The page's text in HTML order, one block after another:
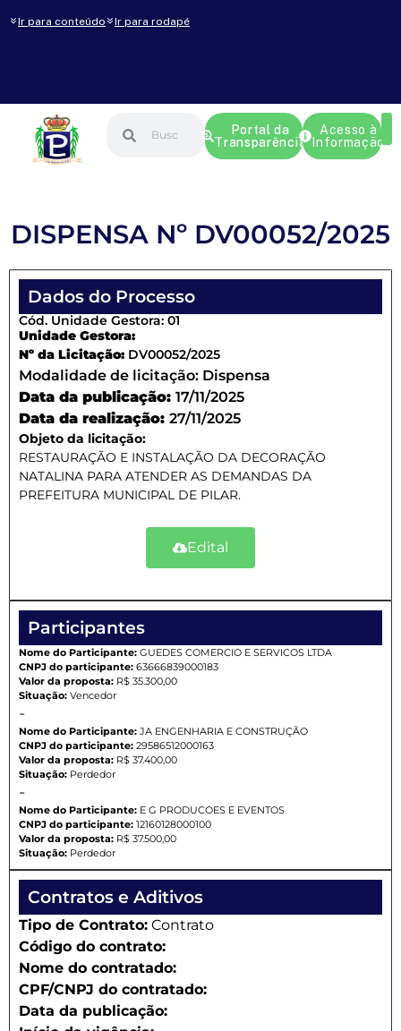
Ir para conteúdo Ir para rodapé
Portal da
Transparência
Acesso à
Informação
DISPENSA Nº DV00052/2025
Dados do Processo
Cód. Unidade Gestora: 01
Unidade Gestora:
Nº da Licitação: DV00052/2025
Modalidade de licitação: Dispensa
Data da publicação: 17/11/2025
Data da realização: 27/11/2025
Objeto da licitação:
RESTAURAÇÃO E INSTALAÇÃO DA DECORAÇÃO
NATALINA PARA ATENDER AS DEMANDAS DA
PREFEITURA MUNICIPAL DE PILAR.
Edital
Participantes
Nome do Participante: GUEDES COMERCIO E SERVICOS LTDA
CNPJ do participante: 63666839000183
Valor da proposta: R$ 35.300,00
Situação: Vencedor
-
Nome do Participante: JA ENGENHARIA E CONSTRUÇÃO
CNPJ do participante: 29586512000163
Valor da proposta: R$ 37.400,00
Situação: Perdedor
-
Nome do Participante: E G PRODUCOES E EVENTOS
CNPJ do participante: 12160128000100
Valor da proposta: R$ 37.500,00
Situação: Perdedor
Contratos e Aditivos
Tipo de Contrato: Contrato
Código do contrato:
Nome do contratado:
CPF/CNPJ do contratado:
Data da publicação: